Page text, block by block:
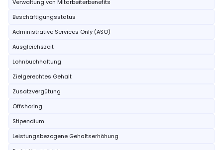
Verwaltung von Mitarbeiterbenefits
Beschäftigungsstatus
Administrative Services Only (ASO)
Ausgleichszeit
Lohnbuchhaltung
Zielgerechtes Gehalt
Zusatzvergütung
Offshoring
Stipendium
Leistungsbezogene Gehaltserhöhung